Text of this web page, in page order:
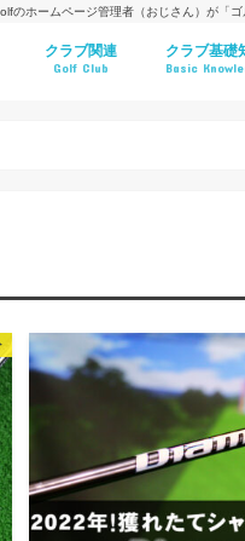
のホームページ管理者（おじさん）が「
クラブ関連
Golf Club
クラブ基礎
Basic